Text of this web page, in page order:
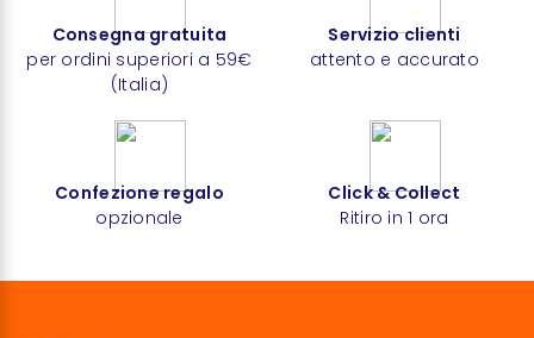
Consegna gratuita
per ordini superiori a 59€
(Italia)
Servizio clienti
attento e accurato
Confezione regalo
opzionale
Click & Collect
Ritiro in 1 ora